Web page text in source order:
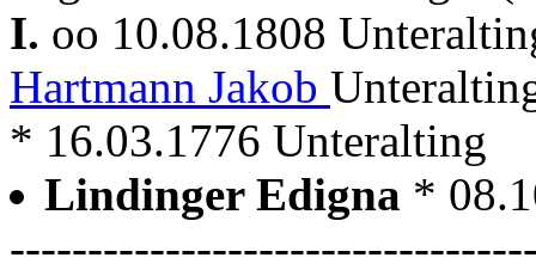
I. oo 10.08.1808
Hartmann Jakob
* 16.03.1776 Unteralting
Lindinger Edigna *